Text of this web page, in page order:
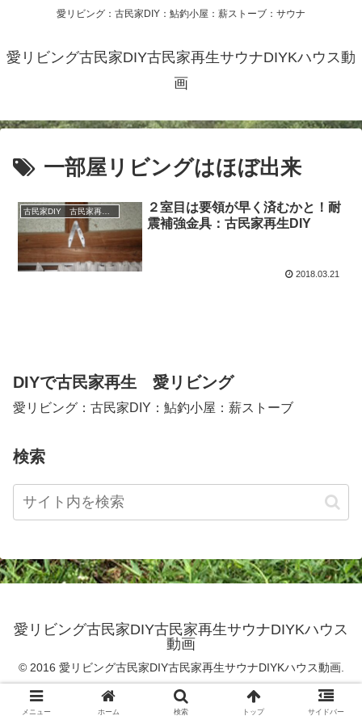
愛リビング：古民家DIY：鮎釣小屋：薪ストーブ：サウナ
愛リビング古民家DIY古民家再生サウナDIYKハウス動
画
一部屋リビングはほぼ出来
２室目は要領が早く済むかと！耐
震補強金具：古民家再生DIY
2018.03.21
DIYで古民家再生 愛リビング
愛リビング：古民家DIY：鮎釣小屋：薪ストーブ
検索
愛リビング古民家DIY古民家再生サウナDIYKハウス
動画
© 2016 愛リビング古民家DIY古民家再生サウナDIYKハウス動画.
メニュー ホーム 検索 トップ サイドバー